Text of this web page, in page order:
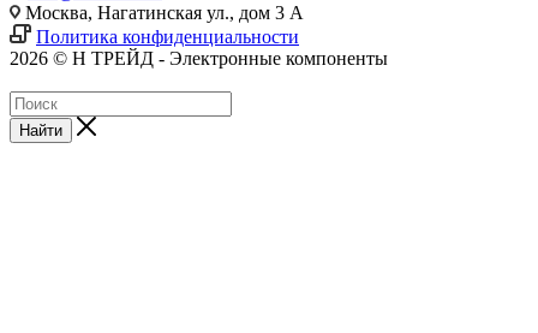
Москва, Нагатинская ул., дом 3 А
Политика конфиденциальности
2026 © Н ТРЕЙД - Электронные компоненты
Найти